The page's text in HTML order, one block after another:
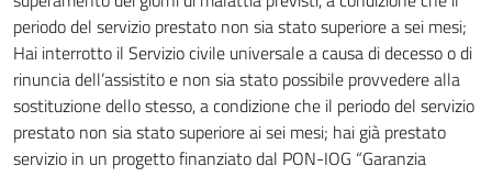
periodo del servizio prestato non sia stato superiore a sei mesi;
Hai interrotto il Servizio civile universale a causa di decesso o di
rinuncia dell’assistito e non sia stato possibile provvedere alla
sostituzione dello stesso, a condizione che il periodo del servizio
prestato non sia stato superiore ai sei mesi; hai già prestato
servizio in un progetto finanziato dal PON-IOG “Garanzia